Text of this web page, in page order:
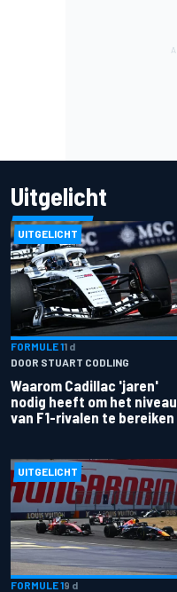
Uitgelicht
UITGELICHT
FORMULE 11 d
DOOR STUART CODLING
Waarom Cadillac 'jaren'
nodig heeft om het niveau
van F1-rivalen te bereiken
UITGELICHT
FORMULE 19 d